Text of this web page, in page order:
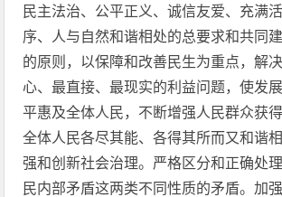
民主法治、公平正义、诚信友爱、充满
序、人与自然和谐相处的总要求和共同
的原则，以保障和改善民生为重点，解
心、最直接、最现实的利益问题，使发
平惠及全体人民，不断增强人民群众获
全体人民各尽其能、各得其所而又和谐
强和创新社会治理。严格区分和正确处
民内部矛盾这两类不同性质的矛盾。加